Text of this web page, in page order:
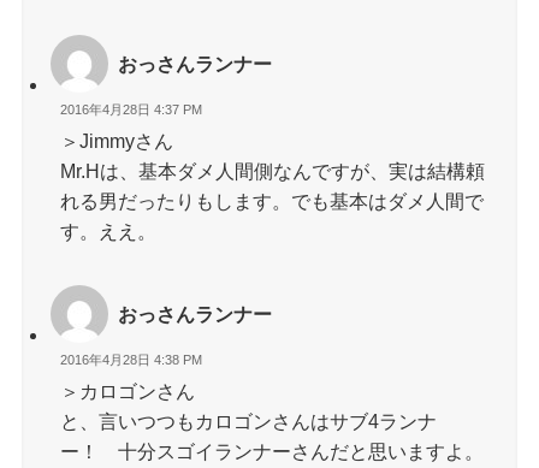
おっさんランナー
2016年4月28日 4:37 PM
＞Jimmyさん
Mr.Hは、基本ダメ人間側なんですが、実は結構頼
れる男だったりもします。でも基本はダメ人間で
す。ええ。
おっさんランナー
2016年4月28日 4:38 PM
＞カロゴンさん
と、言いつつもカロゴンさんはサブ4ランナ
ー！ 十分スゴイランナーさんだと思いますよ。